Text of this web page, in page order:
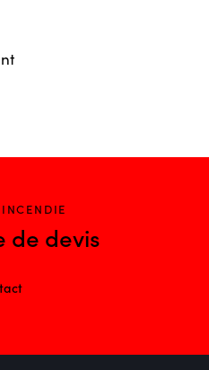
de devis